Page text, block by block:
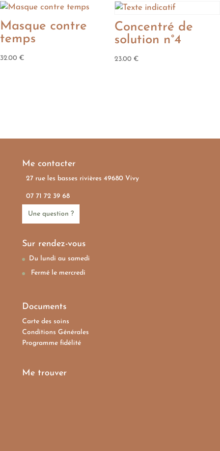
Masque contre
temps
32.00 €
Concentré de
solution n°4
23.00 €
Me contacter
27 rue les basses rivières 49680 Vivy
07 71 72 39 68
Une question ?
Sur rendez-vous
Du lundi au samedi
Fermé le mercredi
Documents
Carte des soins
Conditions Générales
Programme fidélité
Me trouver